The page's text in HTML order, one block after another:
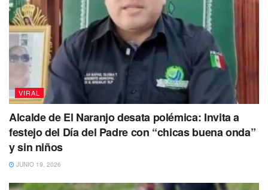
VIRAL
Alcalde de El Naranjo desata polémica: Invita a
festejo del Día del Padre con “chicas buena onda”
y sin niños
JUNIO 19, 2026